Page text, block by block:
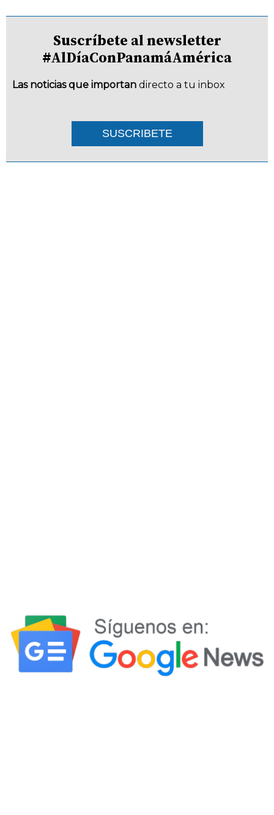
Suscríbete al newsletter
#AlDíaConPanamáAmérica
Las noticias que importan directo a tu inbox
SUSCRIBETE